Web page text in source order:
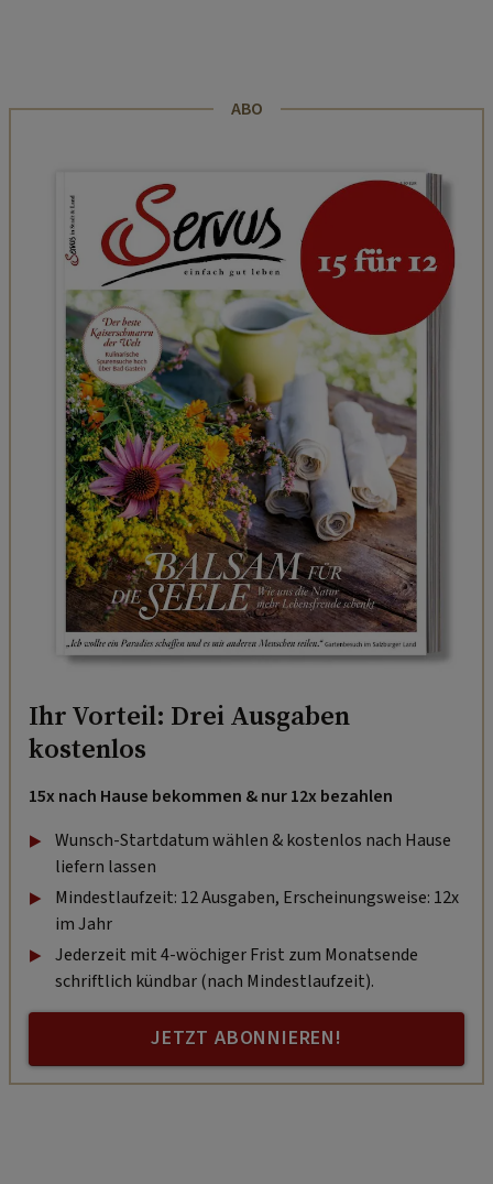
ABO
Ihr Vorteil: Drei Ausgaben
kostenlos
15x nach Hause bekommen & nur 12x bezahlen
Wunsch-Startdatum wählen & kostenlos nach Hause
liefern lassen
Mindestlaufzeit: 12 Ausgaben, Erscheinungsweise: 12x
im Jahr
Jederzeit mit 4-wöchiger Frist zum Monatsende
schriftlich kündbar (nach Mindestlaufzeit).
JETZT ABONNIEREN!